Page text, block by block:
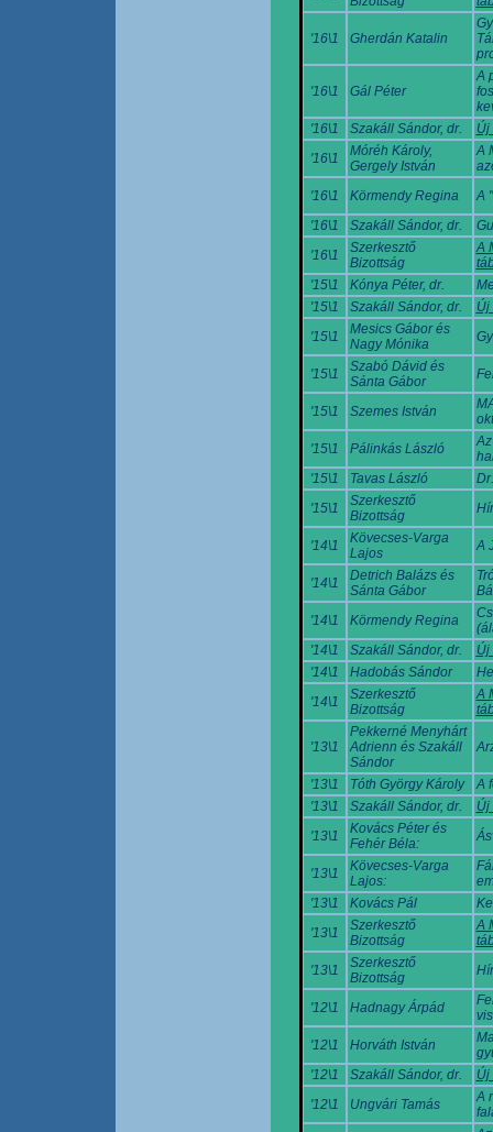
'16\1 Gherdán Katalin
'16\1 Gál Péter
A
'16\1
Szakáll Sándor, dr.
Új
'16\1
Móréh Károly,
Gergely István
A
'16\1
Körmendy Regina
A
'16\1
Szakáll Sándor, dr.
'16\1
Szerkesztő
Bizottság
A
'15\1
Kónya Péter, dr.
'15\1
Szakáll Sándor, dr.
Új
'15\1
Mesics Gábor és
Nagy Mónika
'15\1
Szabó Dávid és
Sánta Gábor
'15\1 Szemes István
'15\1
Pálinkás László
'15\1
Tavas László
'15\1
Szerkesztő
Bizottság
'14\1
Kövecses-Varga
Lajos
A
'14\1
Detrich Balázs és
Sánta Gábor
'14\1
Körmendy Regina
'14\1
Szakáll Sándor, dr.
Új
'14\1
Hadobás Sándor
'14\1
Szerkesztő
Bizottság
A
'13\1
Pekkerné Menyhárt
Adrienn és Szakáll
Sándor
'13\1 Tóth György Károly
A
'13\1
Szakáll Sándor, dr.
Új
'13\1
Kovács Péter és
Fehér Béla:
'13\1
Kövecses-Varga
Lajos:
'13\1
Kovács Pál
'13\1
Szerkesztő
Bizottság
A
'13\1
Szerkesztő
Bizottság
'12\1 Hadnagy Árpád
'12\1
Horváth István
'12\1
Szakáll Sándor, dr.
Új
'12\1
Ungvári Tamás
A